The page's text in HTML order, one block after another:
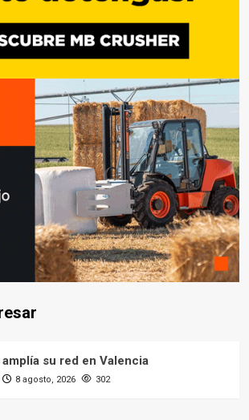
amplía su red en Valencia
8 agosto, 2026 302